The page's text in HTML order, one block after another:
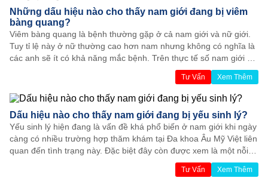
Những dấu hiệu nào cho thấy nam giới đang bị viêm
bàng quang?
Viêm bàng quang là bệnh thường gặp ở cả nam giới và nữ giới.
Tuy tỉ lệ này ở nữ thường cao hơn nam nhưng không có nghĩa là
các anh sẽ ít có khả năng mắc bệnh. Trên thực tế số nam giới bị
bệnh đang ngày càng tăng lên theo thời gian, nên hôm nay các
bác sĩ chuyên khoa nam khoa của Đa khoa Âu Mỹ Việt sẽ cung
cấp cho mọi người những dấu hiệu cho thấy nam giới đang bị
viêm bàng quang để kịp thời đi điều trị.
Tư Vấn Xem Thêm
Dấu hiệu nào cho thấy nam giới đang bị yếu sinh lý?
Yếu sinh lý hiện đang là vấn đề khá phổ biến ở nam giới khi ngày
càng có nhiều trường hợp thăm khám tại Đa khoa Âu Mỹ Việt liên
quan đến tình trạng này. Đặc biệt đây còn được xem là một nỗi
phiền muộn cho các anh khi hạnh phúc đôi lứa có nguy cơ tan
vỡ. Do đó, các bác sĩ phòng khám nhận thấy cần phải thông tin
Tư Vấn Xem Thêm